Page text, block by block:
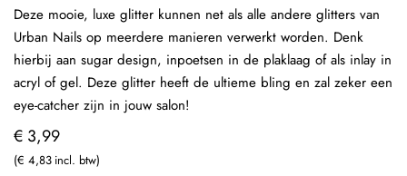
€ 3,99
€ 4,83
Deze mooie, luxe glitter kunnen net als alle andere glitters van
Urban Nails op meerdere manieren verwerkt worden. Denk
hierbij aan sugar design, inpoetsen in de plaklaag of als inlay in
acryl of gel. Deze glitter heeft de ultieme bling en zal zeker een
eye-catcher zijn in jouw salon!